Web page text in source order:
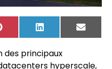
Pinterest LinkedIn
Email
des principaux
hyperscale,